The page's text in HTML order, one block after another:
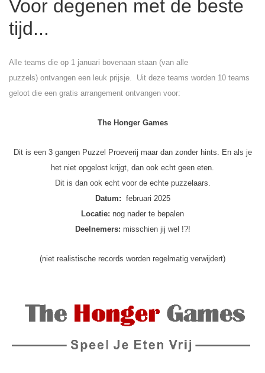
Voor degenen met de beste
tijd...
Alle teams die op 1 januari bovenaan staan (van alle
puzzels) ontvangen een leuk prijsje. Uit deze teams worden 10 teams
geloot die een gratis arrangement ontvangen voor:
The Honger Games
Dit is een 3 gangen Puzzel Proeverij maar dan zonder hints. En als je
het niet opgelost krijgt, dan ook echt geen eten.
Dit is dan ook echt voor de echte puzzelaars.
Datum: februari 2025
Locatie: nog nader te bepalen
Deelnemers: misschien jij wel !?!
(niet realistische records worden regelmatig verwijdert)